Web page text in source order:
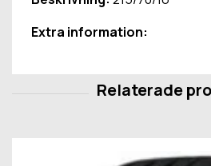
Extra information: